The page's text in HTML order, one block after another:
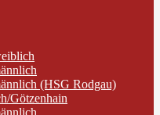
(HSG Rodgau)
Götzenhain